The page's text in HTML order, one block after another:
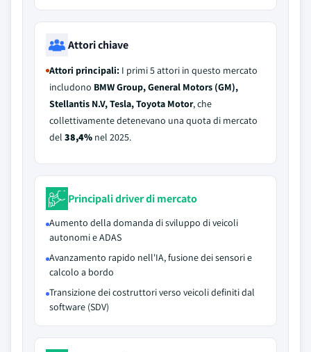
Attori chiave
Attori principali: I primi 5 attori in questo mercato
includono BMW Group, General Motors (GM),
Stellantis N.V, Tesla, Toyota Motor, che
collettivamente detenevano una quota di mercato
del 38,4% nel 2025.
Principali driver di mercato
Aumento della domanda di sviluppo di veicoli
autonomi e ADAS
Avanzamento rapido nell'IA, fusione dei sensori e
calcolo a bordo
Transizione dei costruttori verso veicoli definiti dal
software (SDV)